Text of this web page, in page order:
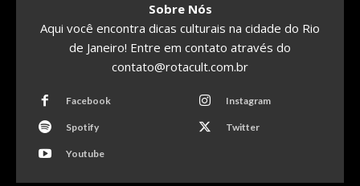
Sobre Nós
Aqui você encontra dicas culturais na cidade do Rio
de Janeiro! Entre em contato através do
contato@rotacult.com.br
Facebook Instagram
Spotify Twitter
Youtube